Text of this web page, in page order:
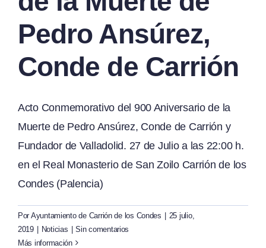
Pedro Ansúrez,
Conde de Carrión
Acto Conmemorativo del 900 Aniversario de la
Muerte de Pedro Ansúrez, Conde de Carrión y
Fundador de Valladolid. 27 de Julio a las 22:00 h.
en el Real Monasterio de San Zoilo Carrión de los
Condes (Palencia)
Por Ayuntamiento de Carrión de los Condes
25 julio,
2019
Noticias
Sin comentarios
Más información